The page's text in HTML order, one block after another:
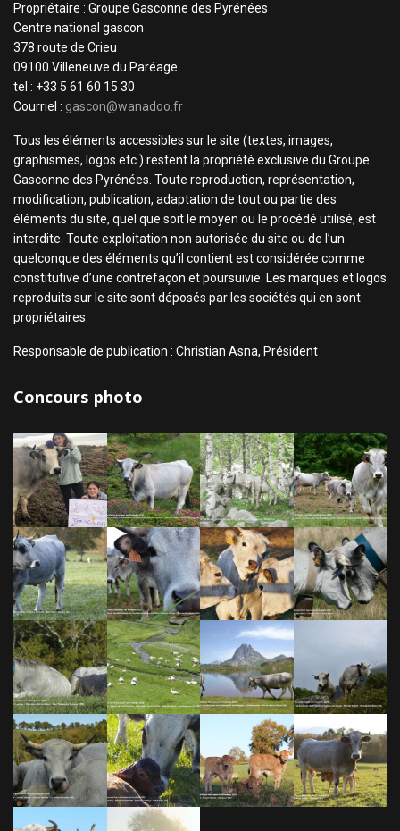
Propriétaire : Groupe Gasconne des Pyrénées
Centre national gascon
378 route de Crieu
09100 Villeneuve du Paréage
tel : +33 5 61 60 15 30
Courriel : gascon@wanadoo.fr
Tous les éléments accessibles sur le site (textes, images,
graphismes, logos etc.) restent la propriété exclusive du Groupe
Gasconne des Pyrénées. Toute reproduction, représentation,
modification, publication, adaptation de tout ou partie des
éléments du site, quel que soit le moyen ou le procédé utilisé, est
interdite. Toute exploitation non autorisée du site ou de l’un
quelconque des éléments qu’il contient est considérée comme
constitutive d’une contrefaçon et poursuivie. Les marques et logos
reproduits sur le site sont déposés par les sociétés qui en sont
propriétaires.
Responsable de publication : Christian Asna, Président
Concours photo